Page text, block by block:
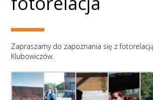
Zapraszamy do zapoznania się z
Klubowiczów.